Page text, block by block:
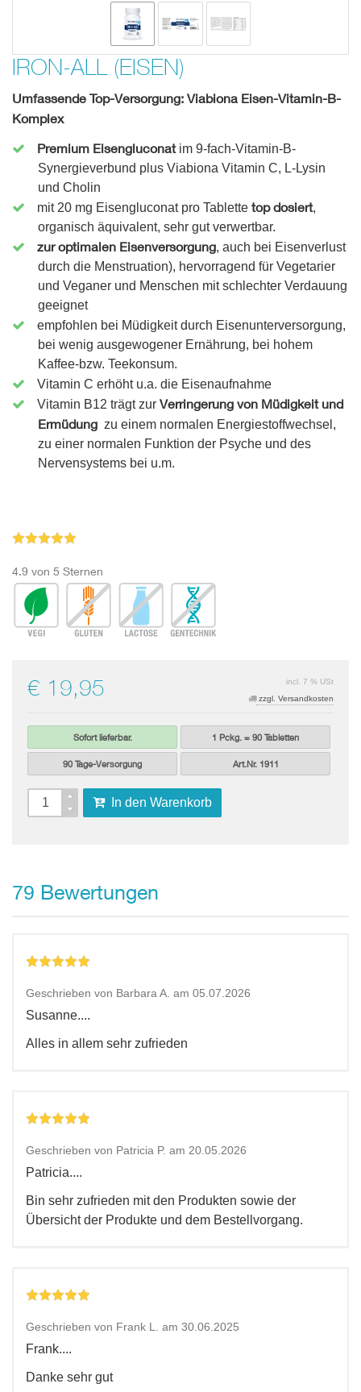
IRON-ALL (EISEN)
Umfassende Top-Versorgung: Viabiona Eisen-Vitamin-B-
Komplex
Premium Eisengluconatim 9-fach-Vitamin-B-
Synergieverbund plus Viabiona Vitamin C, L-Lysin
und Cholin
mit 20 mg Eisengluconat pro Tablette top dosiert,
organisch äquivalent, sehr gut verwertbar.
zur optimalen Eisenversorgung, auch bei Eisenverlust
durch die Menstruation), hervorragend für Vegetarier
und Veganer und Menschen mit schlechter Verdauung
geeignet
empfohlen bei Müdigkeit durch Eisenunterversorgung,
bei wenig ausgewogener Ernährung, bei hohem
Kaffee-bzw. Teekonsum.
Vitamin C erhöht u.a. die Eisenaufnahme
Vitamin B12 trägt zur Verringerung von Müdigkeit und
Ermüdung zu einem normalen Energiestoffwechsel,
zu einer normalen Funktion der Psyche und des
Nervensystems bei u.m.
4.9 von 5 Sternen
incl. 7 % USt
zzgl. Versandkosten
€ 19,95
Sofort lieferbar. 1 Pckg. = 90 Tabletten
90 Tage-Versorgung Art.Nr. 1911
In den Warenkorb
79 Bewertungen
Geschrieben von Barbara A. am 05.07.2026
Susanne....
Alles in allem sehr zufrieden
Geschrieben von Patricia P. am 20.05.2026
Patricia....
Bin sehr zufrieden mit den Produkten sowie der
Übersicht der Produkte und dem Bestellvorgang.
Geschrieben von Frank L. am 30.06.2025
Frank....
Danke sehr gut